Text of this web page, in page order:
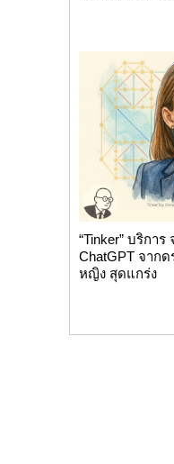
“Tinker” บริกา
ChatGPT จาก
หญิง สุดแกร่ง